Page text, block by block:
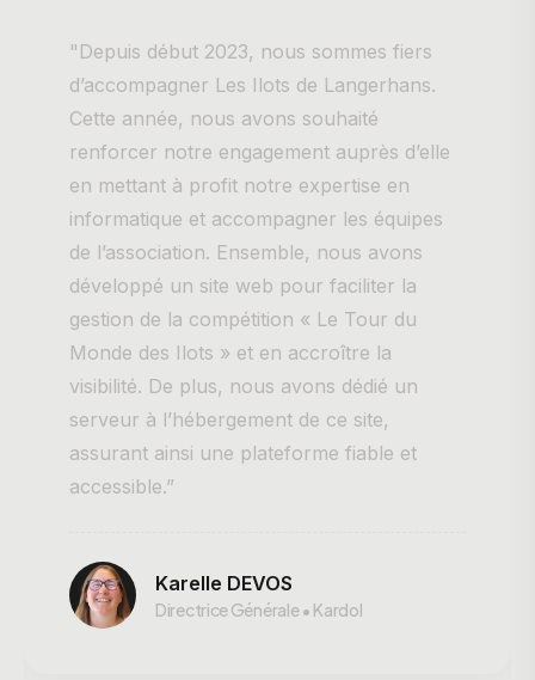
"Depuis début 2023, nous sommes fiers
d’accompagner Les Ilots de Langerhans.
Cette année, nous avons souhaité
renforcer notre engagement auprès d’elle
en mettant à profit notre expertise en
informatique et accompagner les équipes
de l’association. Ensemble, nous avons
développé un site web pour faciliter la
gestion de la compétition « Le Tour du
Monde des Ilots » et en accroître la
visibilité. De plus, nous avons dédié un
serveur à l’hébergement de ce site,
assurant ainsi une plateforme fiable et
accessible.”
Karelle DEVOS
Directrice Générale • Kardol